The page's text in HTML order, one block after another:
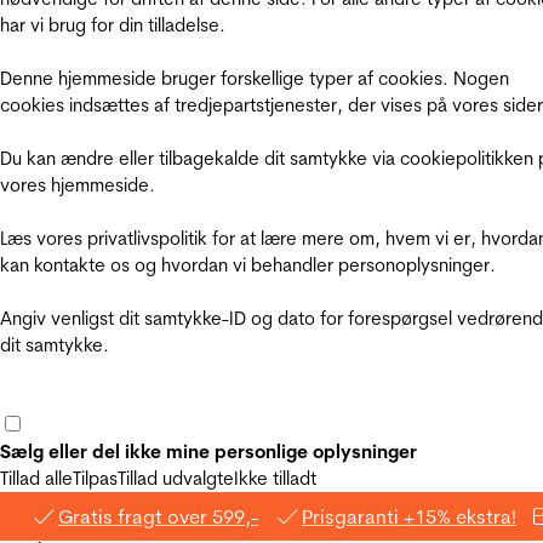
har vi brug for din tilladelse.
Denne hjemmeside bruger forskellige typer af cookies. Nogen
cookies indsættes af tredjepartstjenester, der vises på vores
Du kan ændre eller tilbagekalde dit samtykke via cookiepolitikken
vores hjemmeside.
Læs vores privatlivspolitik for at lære mere om, hvem vi er,
kan kontakte os og hvordan vi behandler personoplysninger.
Angiv venligst dit samtykke-ID og dato for forespørgsel
dit samtykke.
Sælg eller del ikke mine personlige oplysninger
Tillad alleTilpasTillad udvalgteIkke tilladt
Gratis fragt over 599,- Prisgaranti +15% ekstra!